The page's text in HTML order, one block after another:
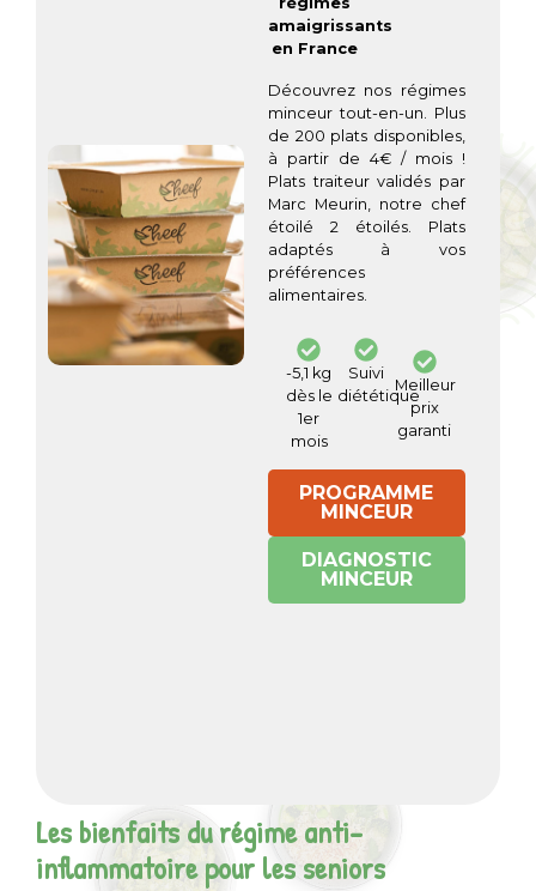
amaigrissants
en France
Découvrez nos régimes
minceur tout-en-un. Plus
de 200 plats disponibles,
à partir de 4€ / mois !
Plats traiteur validés par
Marc Meurin, notre chef
étoilé 2 étoilés. Plats
adaptés à vos
préférences
alimentaires.
-5,1 kg
dès le
1er
mois
Suivi
diététique
Meilleur
prix
garanti
PROGRAMME
MINCEUR
DIAGNOSTIC
MINCEUR
Les bienfaits du régime anti-
inflammatoire pour les seniors